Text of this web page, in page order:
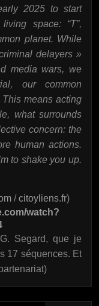
2025 to start
space: “T”,
planet. While
delayers »
media wars, we
our common
means acting
what surrounds
concern: the
human actions.
to shake you up.
/citoyliens.fr)
watch?
Segard, que je
17 séquences. Et